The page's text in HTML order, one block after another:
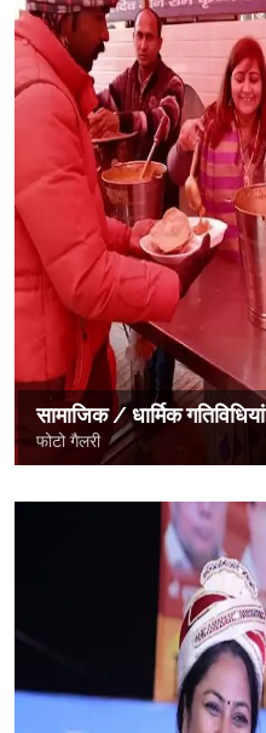
सामाजिक / धार्मिक गतिविधियां
फोटो गैलरी